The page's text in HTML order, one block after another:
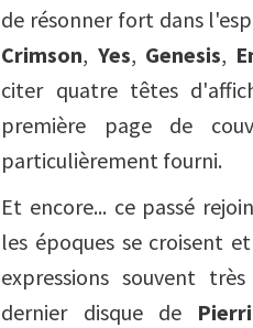
de résonner fort dans
Crimson, Yes, Genesis,
citer quatre têtes
première page de
particulièrement fourni.
Et encore... ce passé
les époques se croisent
expressions souvent
dernier disque de